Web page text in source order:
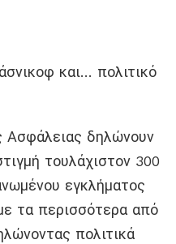
και… πολιτικό
Ασφάλειας δηλώνουν
τουλάχιστον 300
εγκλήματος
τα περισσότερα από
πολιτικά